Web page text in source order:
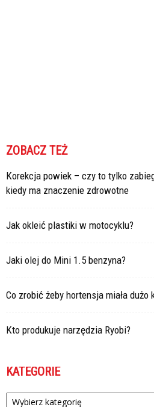
ZOBACZ TEŻ
Korekcja powiek – czy to tylko
kiedy ma znaczenie zdrowotne
Jak okleić plastiki w motocyklu?
Jaki olej do Mini 1.5 benzyna?
Co zrobić żeby hortensja miała dużo
Kto produkuje narzędzia Ryobi?
KATEGORIE
Kategorie